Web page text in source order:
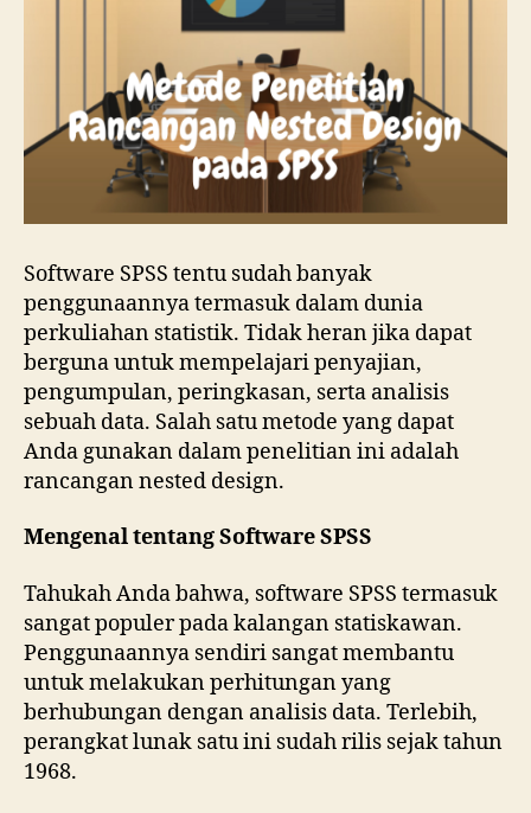
Software SPSS tentu sudah banyak
penggunaannya termasuk dalam dunia
perkuliahan statistik. Tidak heran jika dapat
berguna untuk mempelajari penyajian,
pengumpulan, peringkasan, serta analisis
sebuah data. Salah satu metode yang dapat
Anda gunakan dalam penelitian ini adalah
rancangan nested design.
Mengenal tentang Software SPSS
Tahukah Anda bahwa, software SPSS termasuk
sangat populer pada kalangan statiskawan.
Penggunaannya sendiri sangat membantu
untuk melakukan perhitungan yang
berhubungan dengan analisis data. Terlebih,
perangkat lunak satu ini sudah rilis sejak tahun
1968.